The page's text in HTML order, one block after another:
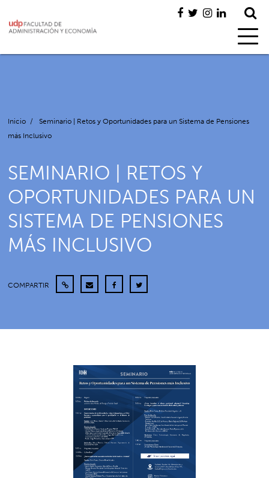
Inicio /
Seminario | Retos y Oportunidades para un Sistema de Pensiones
más Inclusivo
SEMINARIO | RETOS Y
OPORTUNIDADES PARA UN
SISTEMA DE PENSIONES
MÁS INCLUSIVO
COMPARTIR